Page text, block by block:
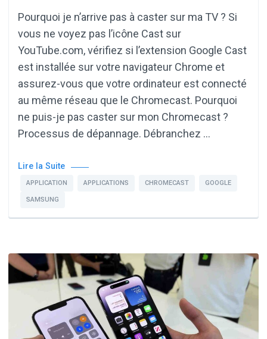
Pourquoi je n’arrive pas à caster sur ma TV ? Si
vous ne voyez pas l’icône Cast sur
YouTube.com, vérifiez si l’extension Google Cast
est installée sur votre navigateur Chrome et
assurez-vous que votre ordinateur est connecté
au même réseau que le Chromecast. Pourquoi
ne puis-je pas caster sur mon Chromecast ?
Processus de dépannage. Débranchez …
Lire la Suite
APPLICATION APPLICATIONS CHROMECAST GOOGLE
SAMSUNG